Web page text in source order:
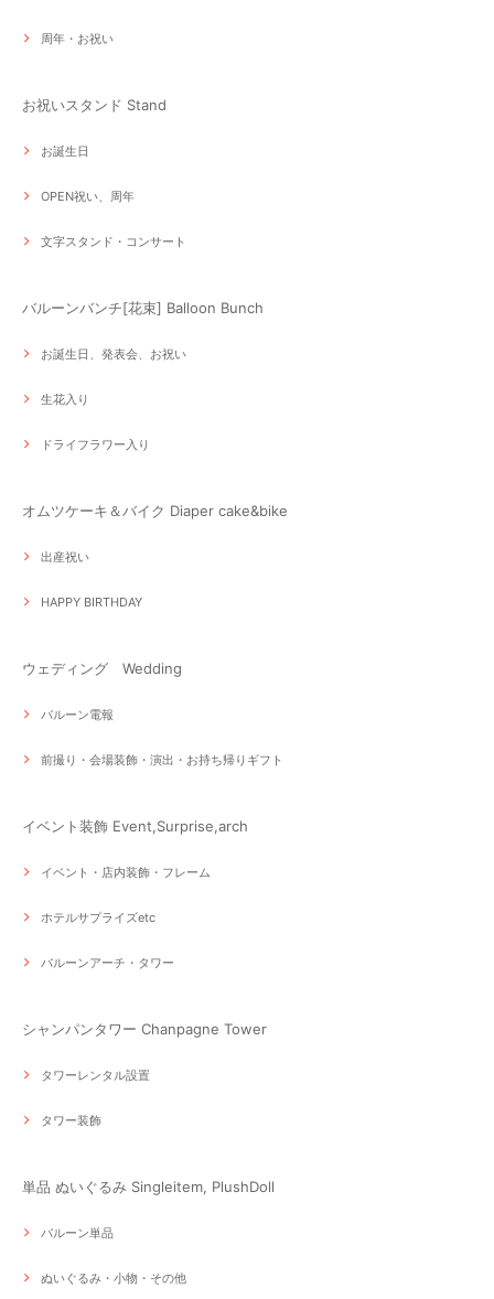
周年・お祝い
お祝いスタンド Stand
お誕生日
OPEN祝い、周年
文字スタンド・コンサート
バルーンバンチ[花束] Balloon Bunch
お誕生日、発表会、お祝い
生花入り
ドライフラワー入り
オムツケーキ＆バイク Diaper cake&bike
出産祝い
HAPPY BIRTHDAY
ウェディング Wedding
バルーン電報
前撮り・会場装飾・演出・お持ち帰りギフト
イベント装飾 Event,Surprise,arch
イベント・店内装飾・フレーム
ホテルサプライズetc
バルーンアーチ・タワー
シャンパンタワー Chanpagne Tower
タワーレンタル設置
タワー装飾
単品 ぬいぐるみ Singleitem, PlushDoll
バルーン単品
ぬいぐるみ・小物・その他